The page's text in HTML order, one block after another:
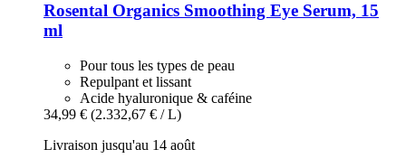
Rosental Organics Smoothing Eye Serum, 15
ml
Pour tous les types de peau
Repulpant et lissant
Acide hyaluronique & caféine
34,99 € (2.332,67 € / L)
Livraison jusqu'au 14 août